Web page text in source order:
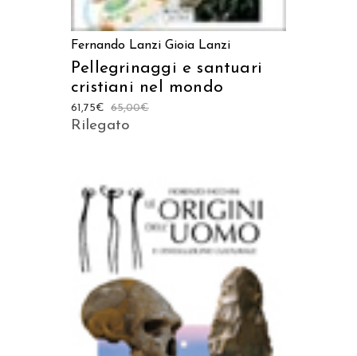
Fernando Lanzi Gioia Lanzi
Pellegrinaggi e santuari
cristiani nel mondo
65,00€
61,75€
Rilegato
AGGIUNGI AL CARRELLO